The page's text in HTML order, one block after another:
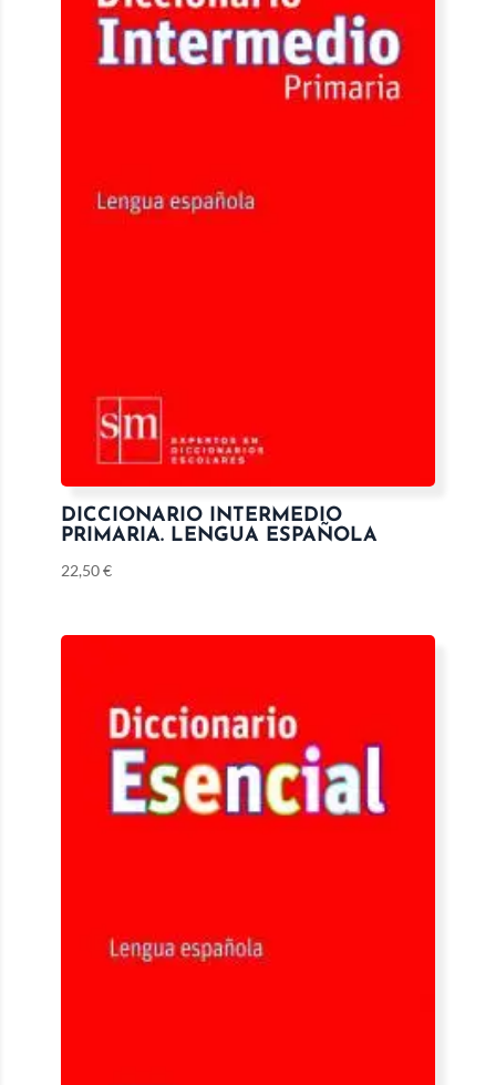
DICCIONARIO INTERMEDIO
PRIMARIA. LENGUA ESPAÑOLA
22,50€